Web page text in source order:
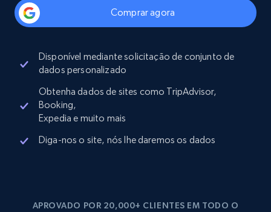
Comprar agora
Disponível mediante solicitação de conjunto de
dados personalizado
Obtenha dados de sites como TripAdvisor,
Booking,
Expedia e muito mais
Diga-nos o site, nós lhe daremos os dados
APROVADO POR 20,000+ CLIENTES EM TODO O